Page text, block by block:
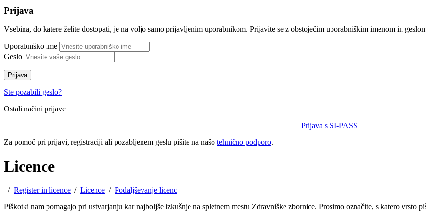
Prijava
Vsebina, do katere želite dostopati, je na voljo samo prijavljenim uporabnikom. Prijavite se z obstoječim uporabniškim imenom in
Uporabniško ime
Geslo
Prijava
Ste pozabili geslo?
Ostali načini prijave
Prijava s SI-PASS
Za pomoč pri prijavi, registraciji ali pozabljenem geslu pišite na našo tehnično podporo.
Licence
/ Register in licence / Licence / Podaljševanje licenc
Piškotki nam pomagajo pri ustvarjanju kar najboljše izkušnje na spletnem mestu Zdravniške zbornice. Prosimo označite, s katero vrsto